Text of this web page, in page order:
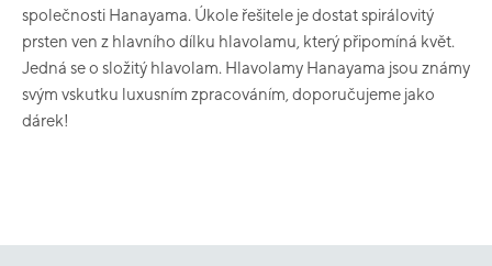
společnosti Hanayama. Úkole řešitele je dostat spirálovitý
prsten ven z hlavního dílku hlavolamu, který připomíná květ.
Jedná se o složitý hlavolam. Hlavolamy Hanayama jsou známy
svým vskutku luxusním zpracováním, doporučujeme jako
dárek!